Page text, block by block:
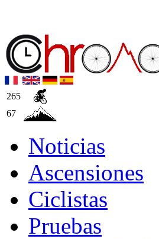
265
67
Noticias
Ascensiones
Ciclistas
Pruebas